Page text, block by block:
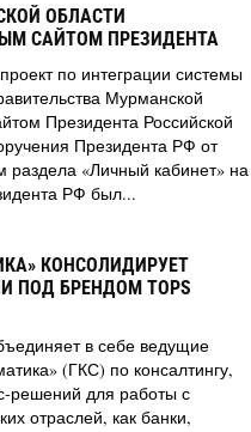
ОБЛАСТИ
САЙТОМ ПРЕЗИДЕНТА
по интеграции системы
Мурманской
Президента Российской
Президента РФ от
раздела «Личный кабинет» на
РФ был...
КОНСОЛИДИРУЕТ
ПОД БРЕНДОМ TOPS
в себе ведущие
(ГКС) по консалтингу,
решений для работы с
отраслей, как банки,